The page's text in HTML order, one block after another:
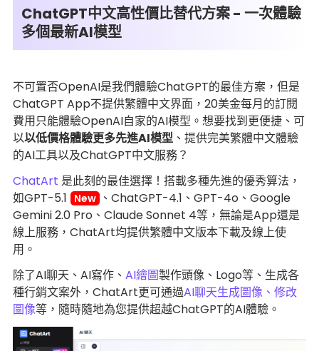
ChatGPT中文高性價比替代方案 - 一次體驗
多個最新AI模型
不可置否OpenAI是我們體驗ChatGPT的最佳方案，但是
ChatGPT App不提供繁體中文界面，20美金每月的訂閱
費用只能體驗OpenAI自家的AI模型。想要找到更便捷、可
以以低價格體驗更多先進AI模型 、提供完美繁體中文體驗
的AI工具以及ChatGPT中文服務？
ChatArt 是此刻的最佳選擇！搭載多種先進的優秀算法，
如GPT-5.1 New 、ChatGPT-4.1、GPT-4o、Google
Gemini 2.0 Pro、Claude Sonnet 4等，無論是App還是
線上服務，ChatArt均提供繁體中文版本下載及線上使
用。
除了AI聊天、AI寫作、 AI繪圖製作頭像、Logo等、生成各
種行銷文案外，ChatArt更可通過AI聊天生成圖像、修改
圖像等，隨時隨地為您提供超越ChatGPT的AI體驗。